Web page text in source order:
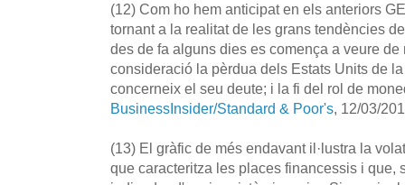
(12) Com ho hem anticipat en els anteriors
tornant a la realitat de les grans tendències
des de fa alguns dies es comença a veure
consideració la pèrdua dels Estats Units de
concerneix el seu deute; i la fi del rol de
BusinessInsider/Standard & Poor's, 12/03/
(13) El gràfic de més endavant il·lustra la
que caracteritza les places financessis i que,